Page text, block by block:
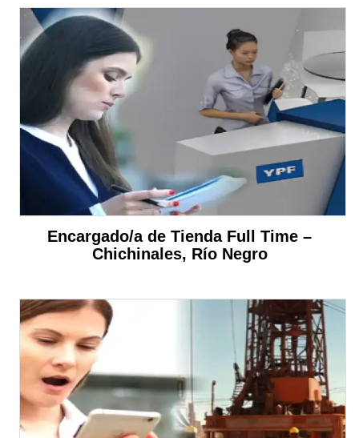
Encargado/a de Tienda Full Time –
Chichinales, Río Negro